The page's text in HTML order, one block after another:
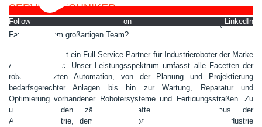
Follow on LinkedIn
SERVICETECHNIKER
Auf der Suche nach einem Job im Bereich Industrierobotik (ABB und
Fanuc) in einem großartigen Team?
GSG-Robotics ist ein Full-Service-Partner für Industrieroboter der Marke
ABB und Fanuc. Unser Leistungsspektrum umfasst alle Facetten der
robotergestützten Automation, von der Planung und Projektierung
bedarfsgerechter Anlagen bis hin zur Wartung, Reparatur und
Optimierung vorhandener Robotersysteme und Fertigungsstraßen. Zu
unseren Kunden zählen namhafte Unternehmen aus der
Automobilindustrie, dem Maschinenbau, der Nahrungsmittelindustrie